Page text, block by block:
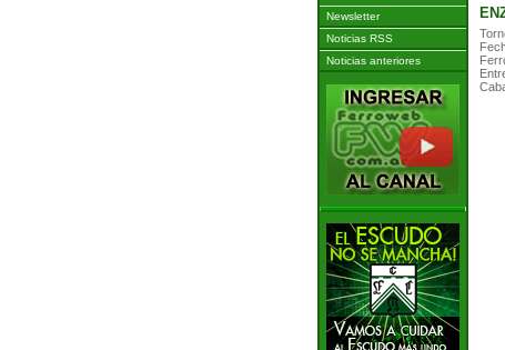
Newsletter
Noticias RSS
Noticias anteriores